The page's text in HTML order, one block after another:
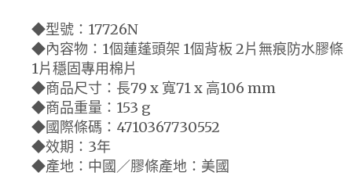
◆型號：17726N
◆內容物：1個蓮蓬頭架 1個背板 2片無痕防水膠條
1片穩固專用棉片
◆商品尺寸：長79 x 寬71 x 高106 mm
◆商品重量：153 g
◆國際條碼：4710367730552
◆效期：3年
◆產地：中國／膠條產地：美國